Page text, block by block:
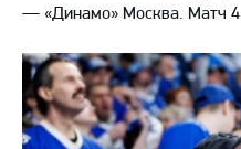
— «Динамо» Москва. Матч 4